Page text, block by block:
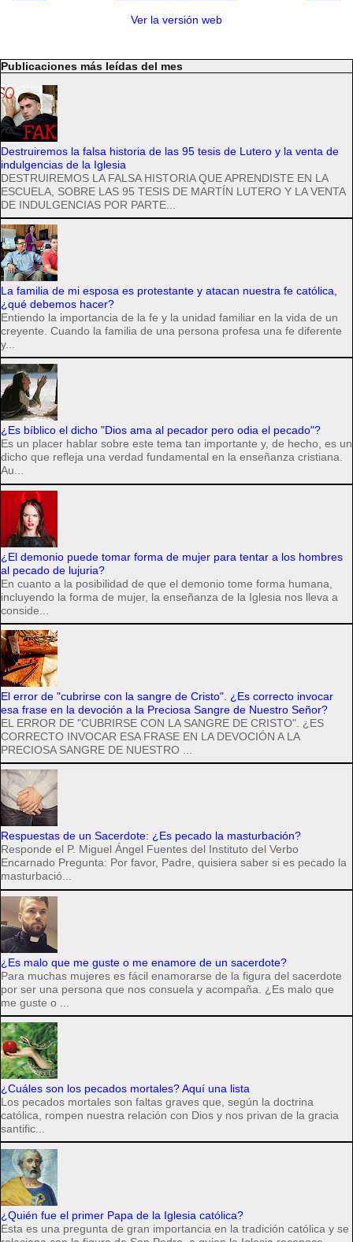
Ver la versión web
Publicaciones más leídas del mes
Destruiremos la falsa historia de las 95 tesis de Lutero y la venta de
indulgencias de la Iglesia
DESTRUIREMOS LA FALSA HISTORIA QUE APRENDISTE EN LA
ESCUELA, SOBRE LAS 95 TESIS DE MARTÍN LUTERO Y LA VENTA
DE INDULGENCIAS POR PARTE...
La familia de mi esposa es protestante y atacan nuestra fe católica,
¿qué debemos hacer?
Entiendo la importancia de la fe y la unidad familiar en la vida de un
creyente. Cuando la familia de una persona profesa una fe diferente
y...
¿Es bíblico el dicho "Dios ama al pecador pero odia el pecado"?
Es un placer hablar sobre este tema tan importante y, de hecho, es un
dicho que refleja una verdad fundamental en la enseñanza cristiana.
Au...
¿El demonio puede tomar forma de mujer para tentar a los hombres
al pecado de lujuria?
En cuanto a la posibilidad de que el demonio tome forma humana,
incluyendo la forma de mujer, la enseñanza de la Iglesia nos lleva a
conside...
El error de "cubrirse con la sangre de Cristo". ¿Es correcto invocar
esa frase en la devoción a la Preciosa Sangre de Nuestro Señor?
EL ERROR DE "CUBRIRSE CON LA SANGRE DE CRISTO". ¿ES
CORRECTO INVOCAR ESA FRASE EN LA DEVOCIÓN A LA
PRECIOSA SANGRE DE NUESTRO ...
Respuestas de un Sacerdote: ¿Es pecado la masturbación?
Responde el P. Miguel Ángel Fuentes del Instituto del Verbo
Encarnado Pregunta: Por favor, Padre, quisiera saber si es pecado la
masturbació...
¿Es malo que me guste o me enamore de un sacerdote?
Para muchas mujeres es fácil enamorarse de la figura del sacerdote
por ser una persona que nos consuela y acompaña. ¿Es malo que
me guste o ...
¿Cuáles son los pecados mortales? Aquí una lista
Los pecados mortales son faltas graves que, según la doctrina
católica, rompen nuestra relación con Dios y nos privan de la gracia
santific...
¿Quién fue el primer Papa de la Iglesia católica?
Esta es una pregunta de gran importancia en la tradición católica y se